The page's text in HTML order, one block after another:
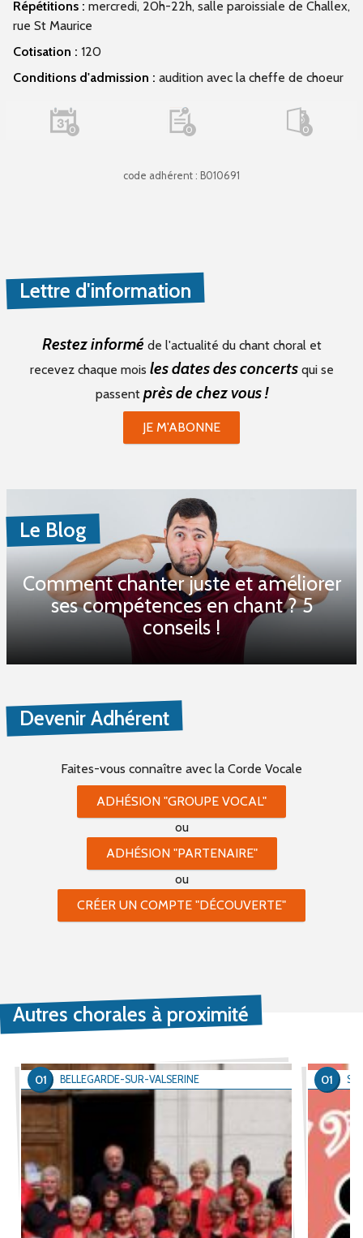
Répétitions : mercredi, 20h-22h, salle paroissiale de Challex,
rue St Maurice
Cotisation : 120
Conditions d'admission : audition avec la cheffe de choeur
0 0 0
code adhérent : B010691
Lettre d'information
Restez informé de l'actualité du chant choral et
recevez chaque mois les dates des concertsqui se
passent près de chez vous !
JE M'ABONNE
Le Blog
Comment chanter juste et améliorer
ses compétences en chant ? 5
conseils !
Devenir Adhérent
Faites-vous connaître avec la Corde Vocale
ADHÉSION "GROUPE VOCAL"
ou
ADHÉSION "PARTENAIRE"
ou
CRÉER UN COMPTE "DÉCOUVERTE"
Autres chorales à proximité
BELLEGARDE-SUR-VALSERINE
01 01